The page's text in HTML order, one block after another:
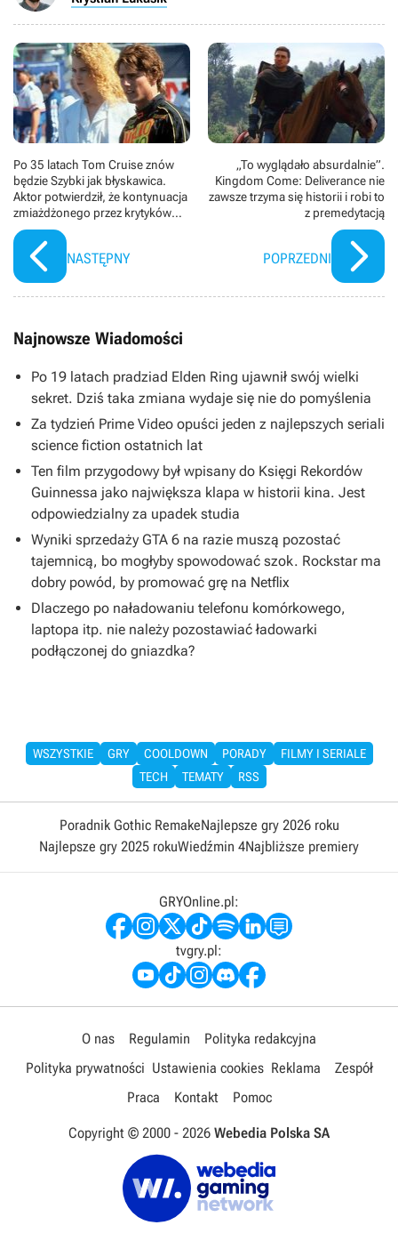
Po 35 latach Tom Cruise znów
będzie Szybki jak błyskawica.
Aktor potwierdził, że kontynuacja
zmiażdżonego przez krytyków
filmu akcji powstaje
NASTĘPNY
„To wyglądało absurdalnie”.
Kingdom Come: Deliverance nie
zawsze trzyma się historii i robi to
z premedytacją
POPRZEDNI
Najnowsze Wiadomości
Po 19 latach pradziad Elden Ring ujawnił swój wielki
sekret. Dziś taka zmiana wydaje się nie do pomyślenia
Za tydzień Prime Video opuści jeden z najlepszych seriali
science fiction ostatnich lat
Ten film przygodowy był wpisany do Księgi Rekordów
Guinnessa jako największa klapa w historii kina. Jest
odpowiedzialny za upadek studia
Wyniki sprzedaży GTA 6 na razie muszą pozostać
tajemnicą, bo mogłyby spowodować szok. Rockstar ma
dobry powód, by promować grę na Netflix
Dlaczego po naładowaniu telefonu komórkowego,
laptopa itp. nie należy pozostawiać ładowarki
podłączonej do gniazdka?
WSZYSTKIE GRY COOLDOWN PORADY
FILMY I SERIALE
TECH
TEMATY RSS
Poradnik Gothic RemakeNajlepsze gry 2026 roku
Najlepsze gry 2025 rokuWiedźmin 4Najbliższe premiery
GRYOnline.pl:
tvgry.pl:
O nas Regulamin
Polityka redakcyjna
Polityka prywatności Ustawienia cookies Reklama
Zespół
Praca
Kontakt Pomoc
Copyright © 2000 - 2026 Webedia Polska SA